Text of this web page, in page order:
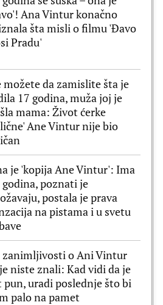
Ana Vintur konačno
šta misli o filmu 'Đavo
Pradu'
možete da zamislite šta je
17 godina, muža joj je
mama: Život ćerke
Ane Vintur nije bio
je 'kopija Ane Vintur': Ima
godina, poznati je
postala je prava
na pistama i u svetu
zanimljivosti o Ani Vintur
niste znali: Kad vidi da je
uradi poslednje što bi
palo na pamet